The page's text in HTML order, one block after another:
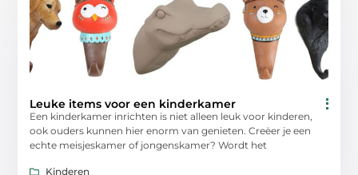
Leuke items voor een kinderkamer
Een kinderkamer inrichten is niet alleen leuk voor kinderen,
ook ouders kunnen hier enorm van genieten. Creëer je een
echte meisjeskamer of jongenskamer? Wordt het
Kinderen